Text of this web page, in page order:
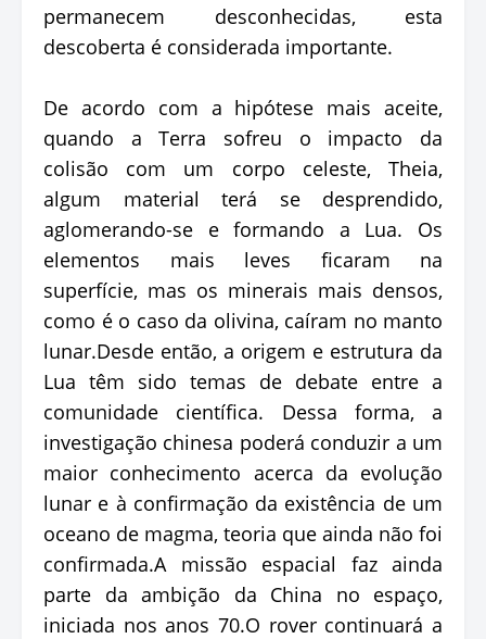
permanecem desconhecidas, esta
descoberta é considerada importante.
De acordo com a hipótese mais aceite,
quando a Terra sofreu o impacto da
colisão com um corpo celeste, Theia,
algum material terá se desprendido,
aglomerando-se e formando a Lua. Os
elementos mais leves ficaram na
superfície, mas os minerais mais densos,
como é o caso da olivina, caíram no manto
lunar.Desde então, a origem e estrutura da
Lua têm sido temas de debate entre a
comunidade científica. Dessa forma, a
investigação chinesa poderá conduzir a um
maior conhecimento acerca da evolução
lunar e à confirmação da existência de um
oceano de magma, teoria que ainda não foi
confirmada.A missão espacial faz ainda
parte da ambição da China no espaço,
iniciada nos anos 70.O rover continuará a